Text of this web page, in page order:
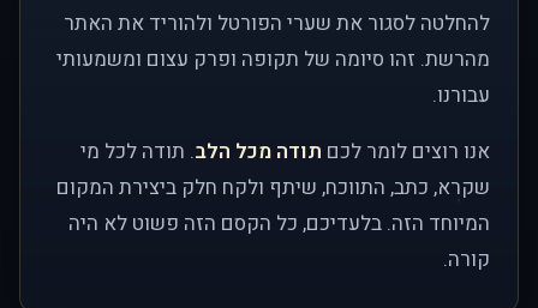
להחלטה לסגור את שערי הפורטל ולהוריד את האתר
מהרשת. זהו סיומה של תקופה ופרק עצום ומשמעותי
עבורנו.
אנו רוצים לומר לכם תודה מכל הלב. תודה לכל מי
שקרא, כתב, התווכח, שיתף ולקח חלק ביצירת המקום
המיוחד הזה. בלעדיכם, כל הקסם הזה פשוט לא היה
קורה.